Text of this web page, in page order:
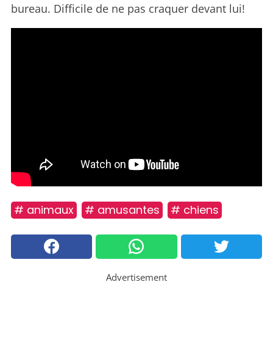
bureau. Difficile de ne pas craquer devant lui!
# animaux # amusantes # chiens
Advertisement